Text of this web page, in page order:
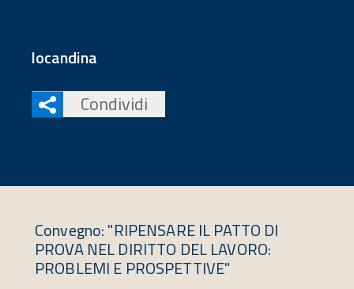
locandina
Condividi
Convegno: "RIPENSARE IL PATTO DI
PROVA NEL DIRITTO DEL LAVORO:
PROBLEMI E PROSPETTIVE"